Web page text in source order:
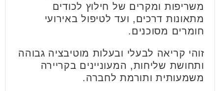
משריפות ומקרים של חילוץ לכודים
מתאונות דרכים, ועד לטיפול באירועי
חומרים מסוכנים.
זוהי קריאה לבעלי ובעלות מוטיבציה גבוהה
ותחושת שליחות, המעוניינים בקריירה
משמעותית ותורמת לחברה.